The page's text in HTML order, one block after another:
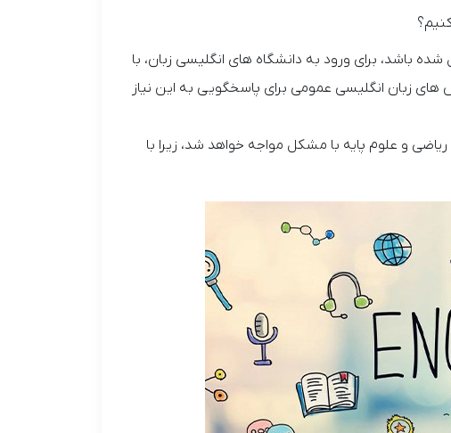
باشد، برای ورود به دانشگاه های انگلیسی زبان، با
زبان انگلیسی عمومی برای پاسخگویی به این نیاز
و علوم پایه با مشکل مواجه خواهد شد، زیرا با